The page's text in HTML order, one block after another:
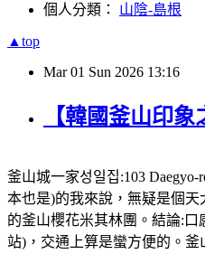
個人分類： 山陰-島根
▲top
Mar 01 Sun 2026 13:16
【韓國釜山印
釜山城一家성일집:103
本也是)的我來說，無疑是個
的釜山櫻花米其林團。結論:
站)，交通上算是蠻方便的。